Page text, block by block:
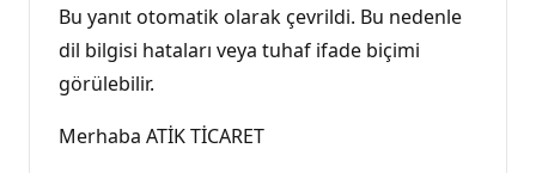
Bu yanıt otomatik olarak çevrildi. Bu nedenle
dil bilgisi hataları veya tuhaf ifade biçimi
görülebilir.
Merhaba ATİK TİCARET